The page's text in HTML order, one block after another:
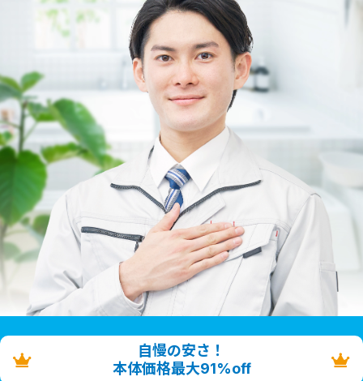
自慢の安さ！
本体価格最大91%off